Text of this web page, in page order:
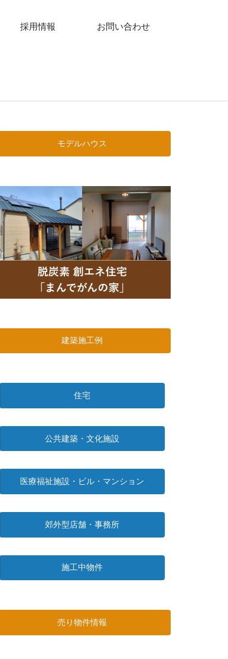
採用情報 お問い合わせ
モデルハウス
建築施工例
住宅
公共建築・文化施設
医療福祉施設・ビル・マンション
郊外型店舗・事務所
施工中物件
売り物件情報